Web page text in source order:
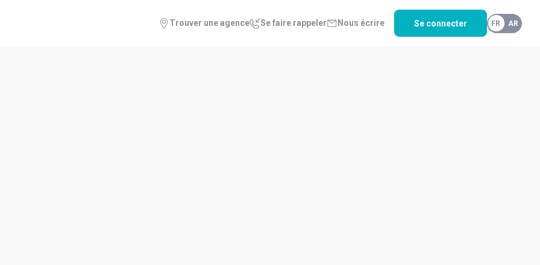
Trouver une agence Se faire rappeler Nous écrire Se connecter FR AR